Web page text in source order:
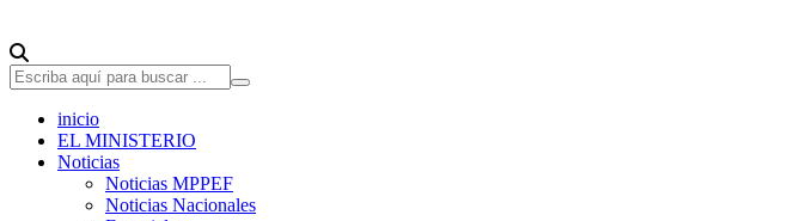
inicio
EL MINISTERIO
Noticias
Noticias MPPEF
Noticias Nacionales